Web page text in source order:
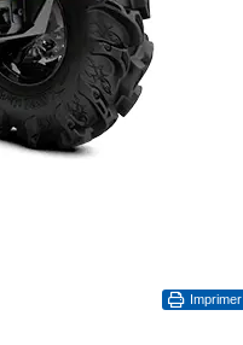
Imprimer